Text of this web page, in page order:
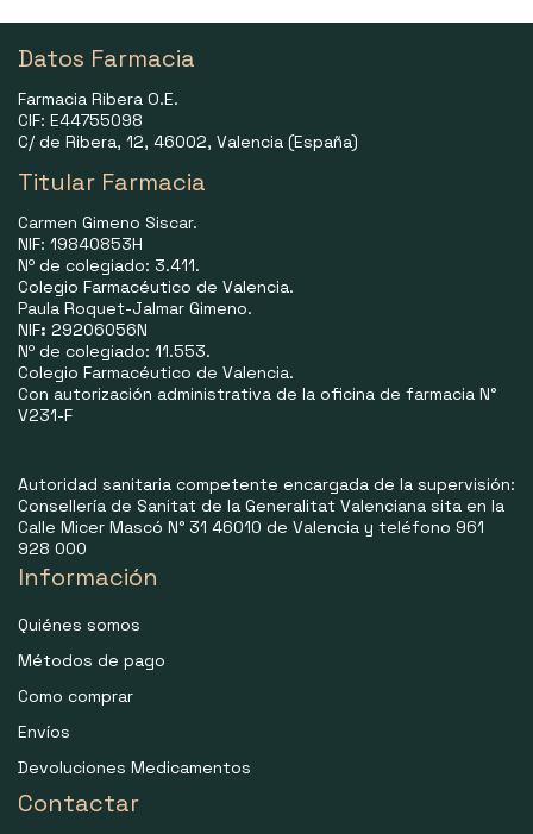
Datos Farmacia
Farmacia Ribera O.E.
CIF: E44755098
C/ de Ribera, 12, 46002, Valencia (España)
Titular Farmacia
Carmen Gimeno Siscar.
NIF: 19840853H
Nº de colegiado: 3.411.
Colegio Farmacéutico de Valencia.
Paula Roquet-Jalmar Gimeno.
NIF: 29206056N
Nº de colegiado: 11.553.
Colegio Farmacéutico de Valencia.
Con autorización administrativa de la oficina de farmacia N°
V231-F
Autoridad sanitaria competente encargada de la supervisión:
Consellería de Sanitat de la Generalitat Valenciana sita en la
Calle Micer Mascó N° 31 46010 de Valencia y teléfono 961
928 000
Información
Quiénes somos
Métodos de pago
Como comprar
Envíos
Devoluciones Medicamentos
Contactar